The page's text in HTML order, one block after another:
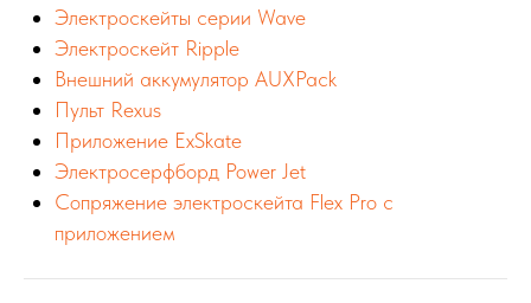
Электроскейты серии Wave
Электроскейт Ripple
Внешний аккумулятор AUXPack
Пульт Rexus
Приложение ExSkate
Электросерфборд Power Jet
Сопряжение электроскейта Flex Pro с
приложением